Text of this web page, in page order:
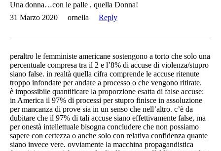
Una donna…con le palle , quella Donna!
31 Marzo 2020
ornella Reply
peraltro le femministe americane sostengono a torto che solo una
percentuale compresa tra il 2 e l’8% di accuse di violenza/stupro
siano false. in realtà quella cifra comprende le accuse ritenute
troppo infondate per andare a processo o che vengono ritirate.
è impossibile quantificare la proporzione esatta di false accuse:
in America il 97% di processi per stupro finisce in assoluzione
per mancanza di prove sia in un senso che nell’altro. c’è da
dubitare che il 97% di tali accuse siano effettivamente false, ma
per onestà intellettuale bisogna concludere che non possiamo
sapere con certezza o anche solo con relativa confidenza quante
siano invece vere. ovviamente la macchina propagandistica